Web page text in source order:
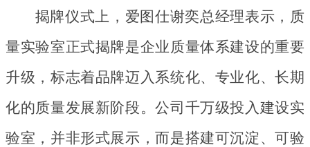
揭牌仪式上，爱图仕谢奕总经理表示，质
量实验室正式揭牌是企业质量体系建设的重要
升级，标志着品牌迈入系统化、专业化、长期
化的质量发展新阶段。公司千万级投入建设实
验室，并非形式展示，而是搭建可沉淀、可验